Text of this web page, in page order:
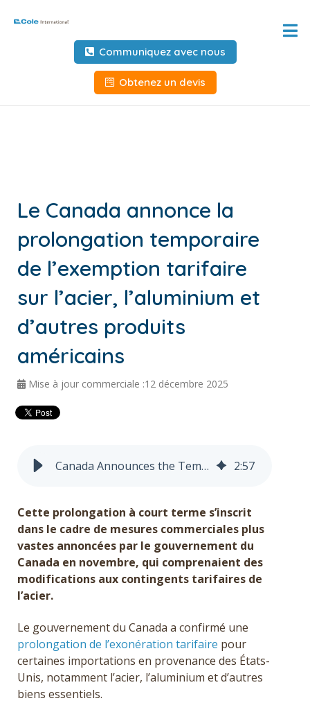
À propos de
Services
Demandez des informations
Outils au service des
transporteurs
NOUS CONTACTER
Obtenir un devis
Communiquez avec nous
Obtenez un devis
Le Canada annonce la
prolongation temporaire
de l’exemption tarifaire
sur l’acier, l’aluminium et
d’autres produits
américains
Mise à jour commerciale :12 décembre 2025
Canada Announces the Temporary Extension of Tariff Remission on U.S. Steel, Aluminum, And Other Goods 2:57
Cette prolongation à court terme s’inscrit
dans le cadre de mesures commerciales plus
vastes annoncées par le gouvernement du
Canada en novembre, qui comprenaient des
modifications aux contingents tarifaires de
l’acier.
Le gouvernement du Canada a confirmé une
prolongation de l’exonération tarifaire pour
certaines importations en provenance des États-
Unis, notamment l’acier, l’aluminium et d’autres
biens essentiels.